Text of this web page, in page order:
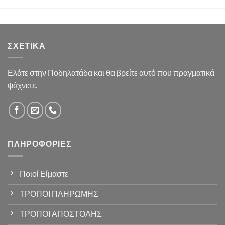
ΣΧΕΤΙΚΆ
Ελάτε στην Ποδηλατάδα και θα βρείτε αυτό που πραγματικά
ψάχνετε.
ΠΛΗΡΟΦΟΡΊΕΣ
Ποιοί Είμαστε
ΤΡΟΠΟΙ ΠΛΗΡΩΜΗΣ
ΤΡΟΠΟΙ ΑΠΟΣΤΟΛΗΣ